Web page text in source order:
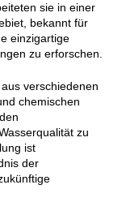
sie in einer
bekannt für
einzigartige
zu erforschen.
verschiedenen
chemischen
zu
ist
der